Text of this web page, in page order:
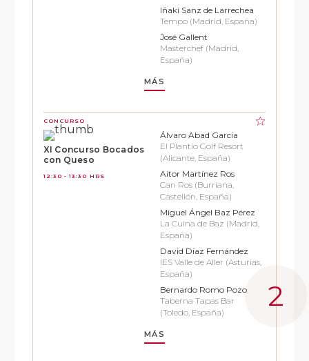
Iñaki Sanz de Larrechea
Tempo (Madrid, España)
José Gallent
Masterchef (Madrid,
España)
MÁS
CONCURSO
XI Concurso Bocados
con Queso
12:30 - 13:30 HRS
Álvaro Abad García
El Plantío Golf Resort
(Alicante, España)
Aitor Martínez Ros
Can Ros (Burriana,
Castellón, España)
Miguel Ángel Baz Pérez
La Cuina de Baz (Madrid,
España)
David Díaz Fernández
IES Valle de Aller (Asturias,
España)
Bernardo Romo Pozo
Taberna Tapas Bar
(Toledo, España)
MÁS